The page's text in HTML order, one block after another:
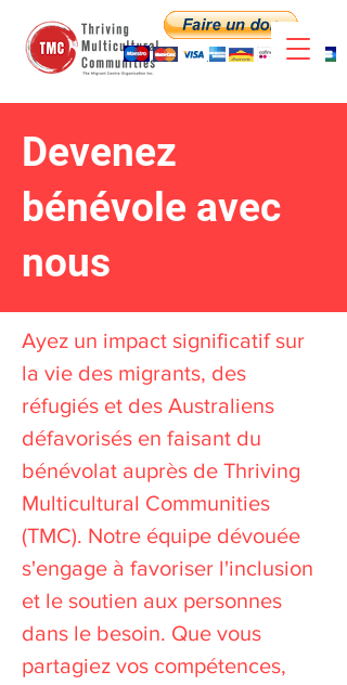
Devenez
bénévole avec
nous
Ayez un impact significatif sur
la vie des migrants, des
réfugiés et des Australiens
défavorisés en faisant du
bénévolat auprès de Thriving
Multicultural Communities
(TMC). Notre équipe dévouée
s'engage à favoriser l'inclusion
et le soutien aux personnes
dans le besoin. Que vous
partagiez vos compétences,